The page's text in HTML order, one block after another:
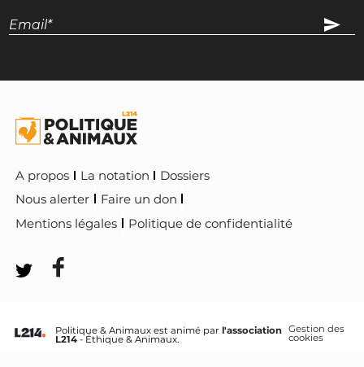
A propos La notation
Dossiers
Nous alerter
Faire un don
Mentions légales
Politique de confidentialité
Politique & Animaux est animé par l'association
L214 - Éthique & Animaux.
Gestion des
cookies